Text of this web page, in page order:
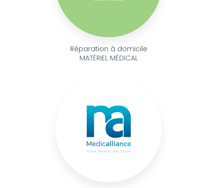
Réparation à domicile
MATÉRIEL MÉDICAL